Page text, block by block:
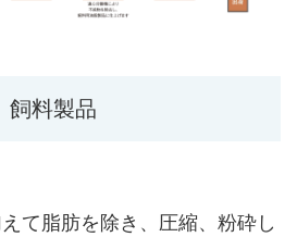
飼料製品
て脂肪を除き、圧縮、粉砕し